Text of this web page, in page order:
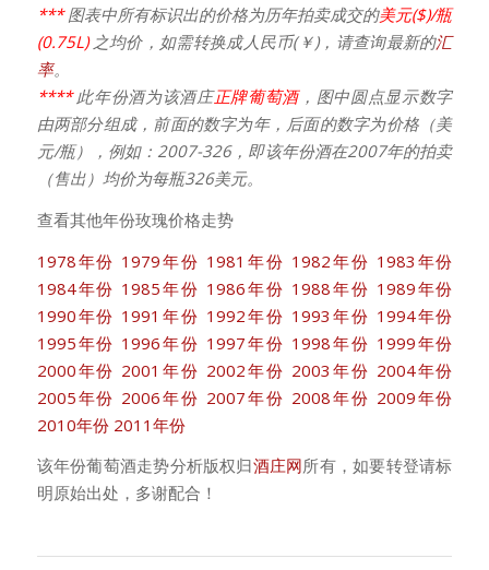
***图表中所有标识出的价格为历年拍卖成交的美元($)/瓶
(0.75L)之均价，如需转换成人民币(￥)，请查询最新的汇
率。
****此年份酒为该酒庄正牌葡萄酒，图中圆点显示数字
由两部分组成，前面的数字为年，后面的数字为价格（美
元/瓶），例如：2007-326，即该年份酒在2007年的拍卖
（售出）均价为每瓶326美元。
查看其他年份玫瑰价格走势
1978年份 1979年份 1981年份 1982年份 1983年份
1984年份 1985年份 1986年份 1988年份 1989年份
1990年份 1991年份 1992年份 1993年份 1994年份
1995年份 1996年份 1997年份 1998年份 1999年份
2000年份 2001年份 2002年份 2003年份 2004年份
2005年份 2006年份 2007年份 2008年份 2009年份
2010年份 2011年份
该年份葡萄酒走势分析版权归酒庄网所有，如要转登请标
明原始出处，多谢配合！